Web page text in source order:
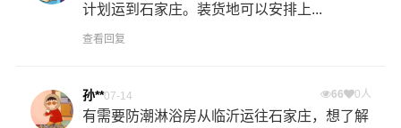
计划运到石家庄。装货地可以安排上...
查看回复
孙**07-14 66 0人
有需要防潮淋浴房从临沂运往石家庄，想了解